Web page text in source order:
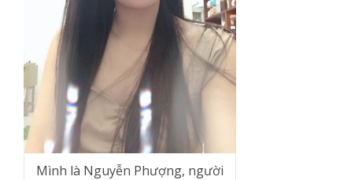
Mình là Nguyễn Phượng, người